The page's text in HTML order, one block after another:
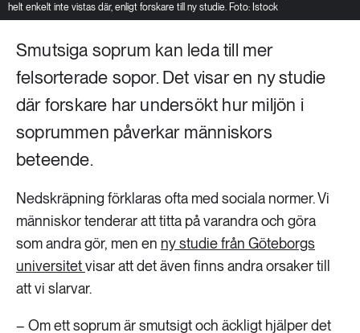
helt enkelt inte vistas där, enligt forskare till ny studie. Foto: Istock
Smutsiga soprum kan leda till mer
felsorterade sopor. Det visar en ny studie
där forskare har undersökt hur miljön i
soprummen påverkar människors
beteende.
Nedskräpning förklaras ofta med sociala normer. Vi
människor tenderar att titta på varandra och göra
som andra gör, men en ny studie från Göteborgs
universitetvisar att det även finns andra orsaker till
att vi slarvar.
– Om ett soprum är smutsigt och äckligt hjälper det